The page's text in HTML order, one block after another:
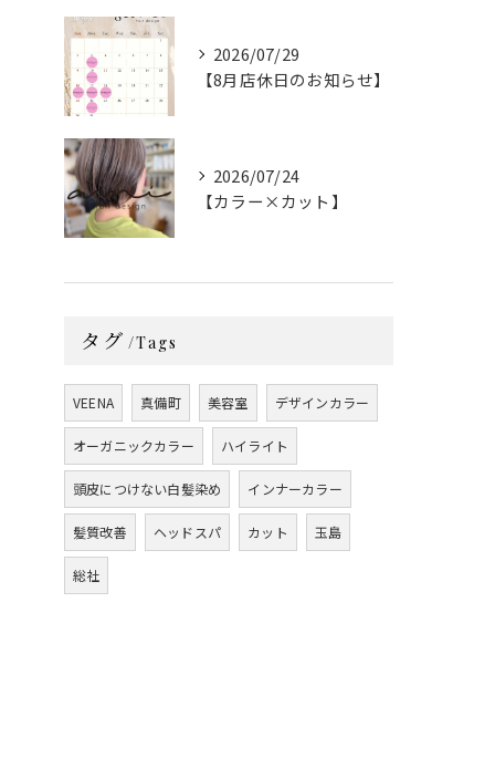
2026/07/29
【8月店休日のお知らせ】
2026/07/24
【カラー×カット】
タグ Tags
VEENA 真備町 美容室 デザインカラー
オーガニックカラー ハイライト
頭皮につけない白髪染め インナーカラー
髪質改善 ヘッドスパ カット 玉島
総社